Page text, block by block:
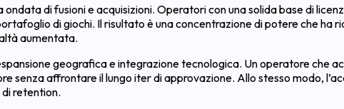
di fusioni e acquisizioni. Operatori con una solida base di
di giochi. Il risultato è una concentrazione di potere che ha
aumentata.
geografica e integrazione tecnologica. Un operatore che
senza affrontare il lungo iter di approvazione. Allo stesso modo,
retention.